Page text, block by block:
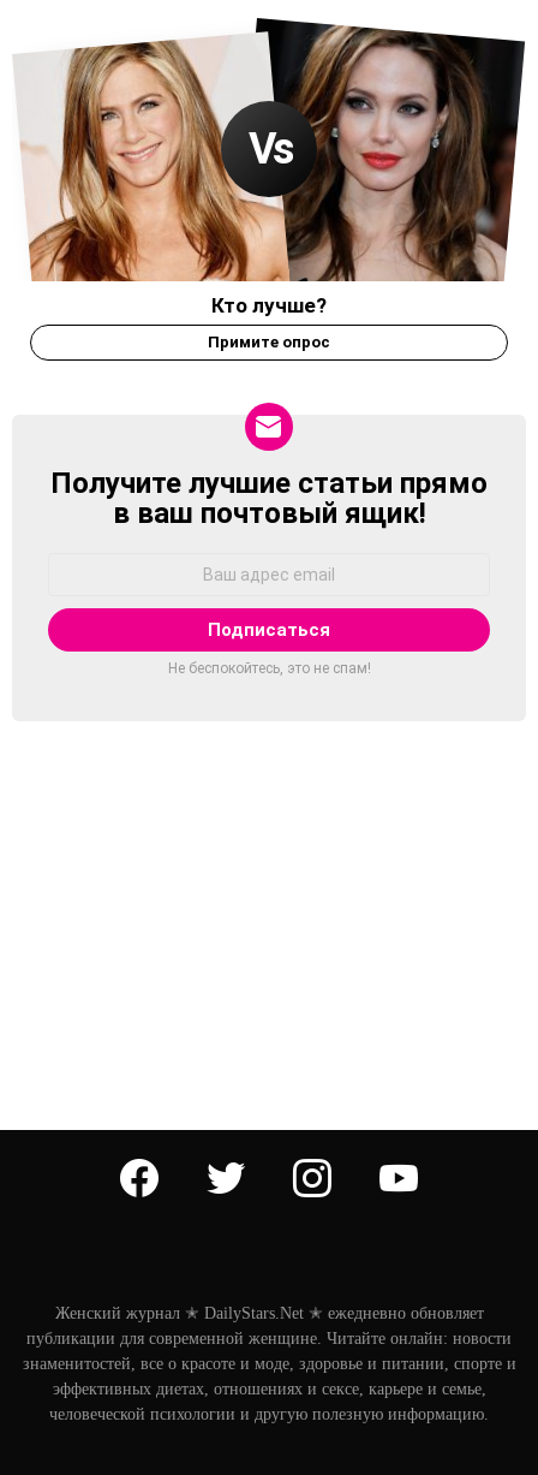
Кто лучше?
Примите опрос
NEWSLETTER
Получите лучшие статьи прямо
в ваш почтовый ящик!
Не беспокойтесь, это не спам!
facebook twitter instagram
Женский журнал ✭ DailyStars.Net ✭ ежедневно обновляет
публикации для современной женщине. Читайте онлайн: новости
знаменитостей, все о красоте и моде, здоровье и питании, спорте и
эффективных диетах, отношениях и сексе, карьере и семье,
человеческой психологии и другую полезную информацию.